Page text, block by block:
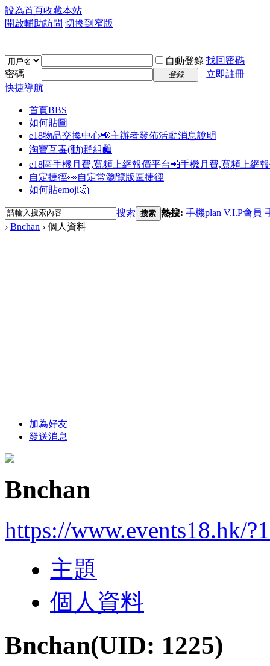
設為首頁收藏本站
開啟輔助訪問 切換到窄版
自動登錄 找回密碼
密碼
登錄
立即註冊
快捷導航
首頁BBS
如何貼圖
e18物品交換中心📢主辦者發佈活動消息說明
淘寶互毒(動)群組🛍️
e18區手機月費,寬頻上網報價平台📲手機月費,寬頻上網
自定捷徑👀自定常瀏覽版區捷徑
如何貼emoji🤔
搜索 搜索 熱搜: 手機plan V.I.P會員
› Bnchan › 個人資料
加為好友
發送消息
Bnchan
https://www.events18.hk/
主題
個人資料
Bnchan(UID: 1225)